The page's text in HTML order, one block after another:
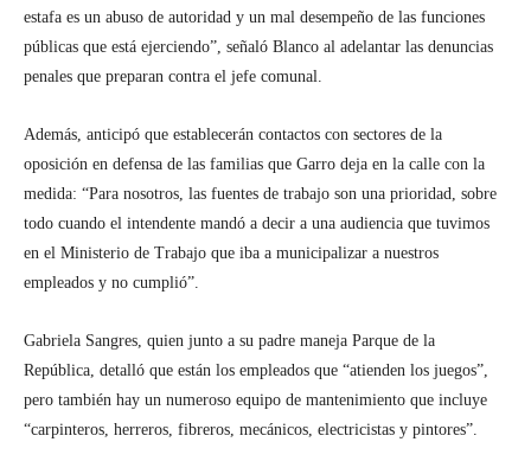
estafa es un abuso de autoridad y un mal desempeño de las funciones
públicas que está ejerciendo”, señaló Blanco al adelantar las denuncias
penales que preparan contra el jefe comunal.
Además, anticipó que establecerán contactos con sectores de la
oposición en defensa de las familias que Garro deja en la calle con la
medida: “Para nosotros, las fuentes de trabajo son una prioridad, sobre
todo cuando el intendente mandó a decir a una audiencia que tuvimos
en el Ministerio de Trabajo que iba a municipalizar a nuestros
empleados y no cumplió”.
Gabriela Sangres, quien junto a su padre maneja Parque de la
República, detalló que están los empleados que “atienden los juegos”,
pero también hay un numeroso equipo de mantenimiento que incluye
“carpinteros, herreros, fibreros, mecánicos, electricistas y pintores”.